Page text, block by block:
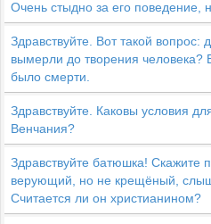
Очень стыдно за его поведение,
Здравствуйте. Вот такой вопрос:
вымерли до творения человека?
было смерти.
Здравствуйте. Каковы условия
Венчания?
Здравствуйте батюшка! Скажите
верующий, но не крещёный,
Считается ли он христианином?